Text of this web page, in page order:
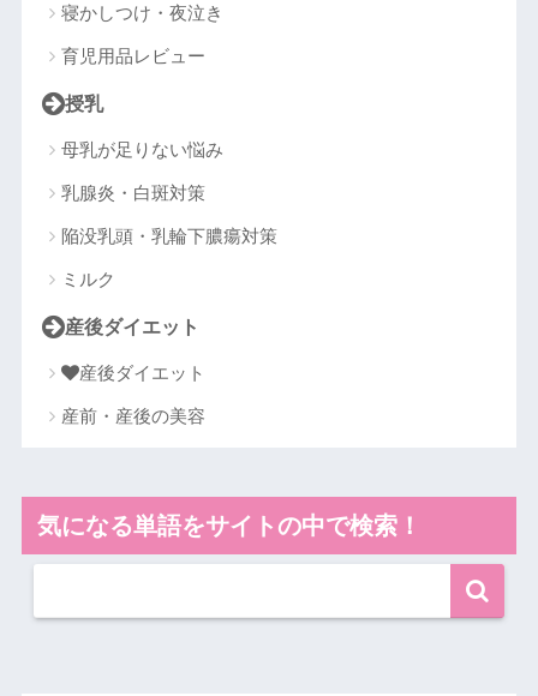
寝かしつけ・夜泣き
育児用品レビュー
授乳
母乳が足りない悩み
乳腺炎・白斑対策
陥没乳頭・乳輪下膿瘍対策
ミルク
産後ダイエット
産後ダイエット
産前・産後の美容
気になる単語をサイトの中で検索！